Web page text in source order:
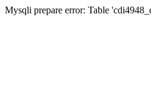
Mysqli prepare error: Table